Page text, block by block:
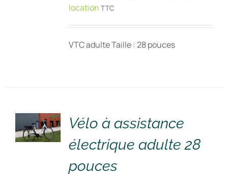
location TTC
VTC adulte Taille : 28 pouces
DÉTAILS
Vélo à assistance
électrique adulte 28
pouces